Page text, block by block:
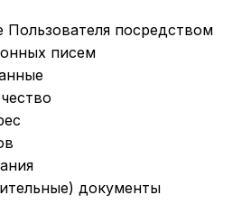
посредством
писем
документы